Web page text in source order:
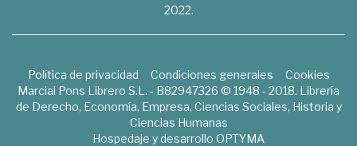
2022.
Política de privacidad Condiciones generales
Cookies
Marcial Pons Librero S.L. - B82947326 © 1948 - 2018. Librería
de Derecho, Economía, Empresa, Ciencias Sociales, Historia y
Ciencias Humanas
Hospedaje y desarrollo OPTYMA